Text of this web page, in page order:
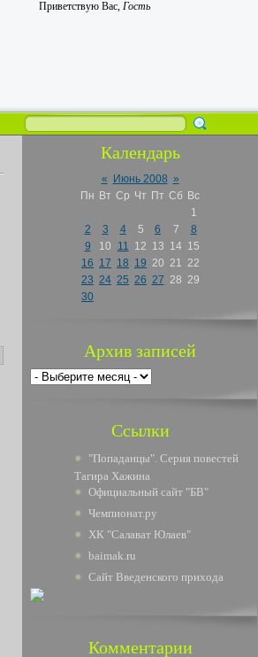
Приветствую Вас, Гость
Календарь
« Июнь 2008 »
Пн Вт Ср Чт Пт Сб Вс
1
2
3 4 5 6 7
8
9
10 11 12 13 14 15
16 17 18 19 20 21 22
23 24 25 26 27 28 29
30
Архив записей
Ссылки
"Попаданцы". Серия повестей
Тагира Хажина
Официальный сайт "БВ"
Чемпионат.ру
ХК "Салават Юлаев"
baimak.ru
Сайт Введенского прихода
Комментарии